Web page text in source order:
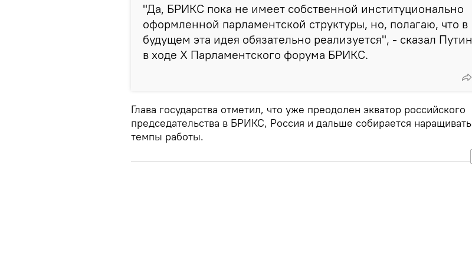
"Да, БРИКС пока не имеет собственной институционально
оформленной парламентской структуры, но, полагаю, что в
будущем эта идея обязательно реализуется", - сказал Путин
в ходе X Парламентского форума БРИКС.
Глава государства отметил, что уже преодолен экватор российского
председательства в БРИКС, Россия и дальше собирается наращивать
темпы работы.